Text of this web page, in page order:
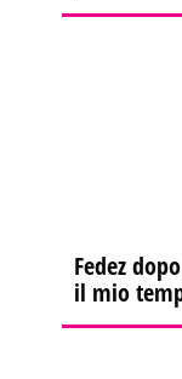
Fedez
il mio